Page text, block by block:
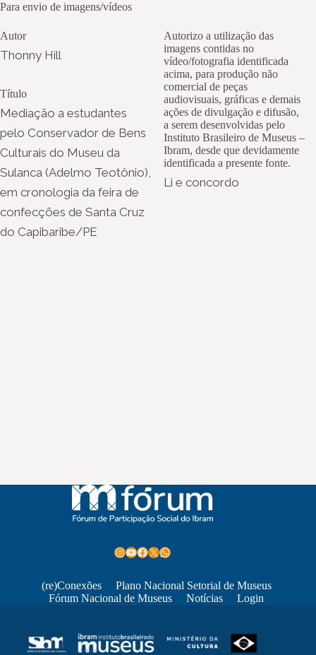
Para envio de imagens/vídeos
Autor
Thonny Hill
Título
Mediação a estudantes
pelo Conservador de Bens
Culturais do Museu da
Sulanca (Adelmo Teotônio),
em cronologia da feira de
confecções de Santa Cruz
do Capibaribe/PE
Autorizo a utilização das
imagens contidas no
vídeo/fotografia identificada
acima, para produção não
comercial de peças
audiovisuais, gráficas e demais
ações de divulgação e difusão,
a serem desenvolvidas pelo
Instituto Brasileiro de Museus –
Ibram, desde que devidamente
identificada a presente fonte.
Li e concordo
Instagram
Youtube
Facebook
X WhatsApp
(re)Conexões
Plano Nacional Setorial de Museus
Fórum Nacional de Museus
Notícias Login